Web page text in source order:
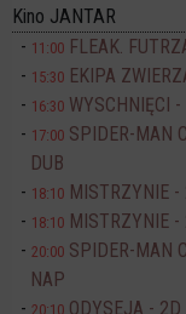
Kino JANTAR
11:00 FLEAK.
15:30 EKIPA
16:30 WYSCHNIĘCI
17:00 SPIDER-MAN
DUB
18:10 MISTRZYNIE
18:10 MISTRZYNIE -
20:00 SPIDER-MAN
NAP
20:10 ODYSEJA -